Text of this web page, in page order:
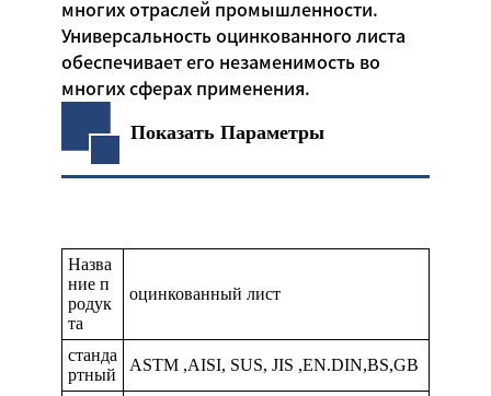
многих отраслей промышленности.
Универсальность оцинкованного листа
обеспечивает его незаменимость во
многих сферах применения.
Показать Параметры
Назва
ние п
родук
та
оцинкованный лист
станда
ртный
ASTM ,AISI, SUS, JIS ,EN.DIN,BS,GB